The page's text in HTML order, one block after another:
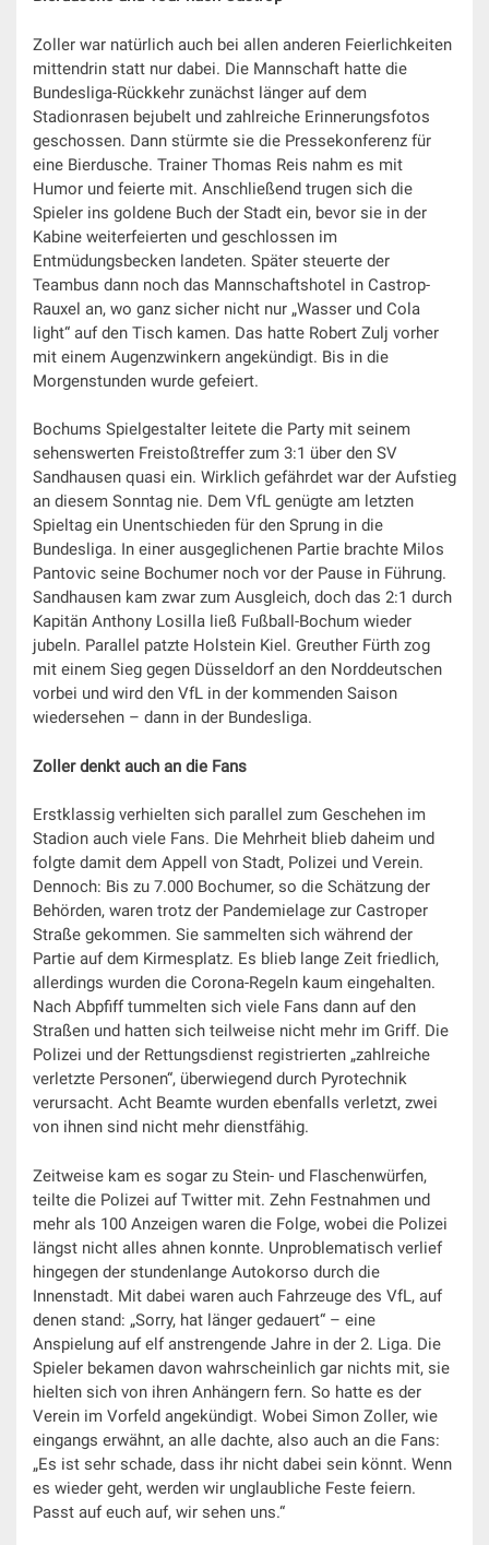
Zoller war natürlich auch bei allen anderen Feierlichkeiten
mittendrin statt nur dabei. Die Mannschaft hatte die
Bundesliga-Rückkehr zunächst länger auf dem
Stadionrasen bejubelt und zahlreiche Erinnerungsfotos
geschossen. Dann stürmte sie die Pressekonferenz für
eine Bierdusche. Trainer Thomas Reis nahm es mit
Humor und feierte mit. Anschließend trugen sich die
Spieler ins goldene Buch der Stadt ein, bevor sie in der
Kabine weiterfeierten und geschlossen im
Entmüdungsbecken landeten. Später steuerte der
Teambus dann noch das Mannschaftshotel in Castrop-
Rauxel an, wo ganz sicher nicht nur „Wasser und Cola
light“ auf den Tisch kamen. Das hatte Robert Zulj vorher
mit einem Augenzwinkern angekündigt. Bis in die
Morgenstunden wurde gefeiert.
Bochums Spielgestalter leitete die Party mit seinem
sehenswerten Freistoßtreffer zum 3:1 über den SV
Sandhausen quasi ein. Wirklich gefährdet war der Aufstieg
an diesem Sonntag nie. Dem VfL genügte am letzten
Spieltag ein Unentschieden für den Sprung in die
Bundesliga. In einer ausgeglichenen Partie brachte Milos
Pantovic seine Bochumer noch vor der Pause in Führung.
Sandhausen kam zwar zum Ausgleich, doch das 2:1 durch
Kapitän Anthony Losilla ließ Fußball-Bochum wieder
jubeln. Parallel patzte Holstein Kiel. Greuther Fürth zog
mit einem Sieg gegen Düsseldorf an den Norddeutschen
vorbei und wird den VfL in der kommenden Saison
wiedersehen – dann in der Bundesliga.
Zoller denkt auch an die Fans
Erstklassig verhielten sich parallel zum Geschehen im
Stadion auch viele Fans. Die Mehrheit blieb daheim und
folgte damit dem Appell von Stadt, Polizei und Verein.
Dennoch: Bis zu 7.000 Bochumer, so die Schätzung der
Behörden, waren trotz der Pandemielage zur Castroper
Straße gekommen. Sie sammelten sich während der
Partie auf dem Kirmesplatz. Es blieb lange Zeit friedlich,
allerdings wurden die Corona-Regeln kaum eingehalten.
Nach Abpfiff tummelten sich viele Fans dann auf den
Straßen und hatten sich teilweise nicht mehr im Griff. Die
Polizei und der Rettungsdienst registrierten „zahlreiche
verletzte Personen“, überwiegend durch Pyrotechnik
verursacht. Acht Beamte wurden ebenfalls verletzt, zwei
von ihnen sind nicht mehr dienstfähig.
Zeitweise kam es sogar zu Stein- und Flaschenwürfen,
teilte die Polizei auf Twitter mit. Zehn Festnahmen und
mehr als 100 Anzeigen waren die Folge, wobei die Polizei
längst nicht alles ahnen konnte. Unproblematisch verlief
hingegen der stundenlange Autokorso durch die
Innenstadt. Mit dabei waren auch Fahrzeuge des VfL, auf
denen stand: „Sorry, hat länger gedauert“ – eine
Anspielung auf elf anstrengende Jahre in der 2. Liga. Die
Spieler bekamen davon wahrscheinlich gar nichts mit, sie
hielten sich von ihren Anhängern fern. So hatte es der
Verein im Vorfeld angekündigt. Wobei Simon Zoller, wie
eingangs erwähnt, an alle dachte, also auch an die Fans:
„Es ist sehr schade, dass ihr nicht dabei sein könnt. Wenn
es wieder geht, werden wir unglaubliche Feste feiern.
Passt auf euch auf, wir sehen uns.“